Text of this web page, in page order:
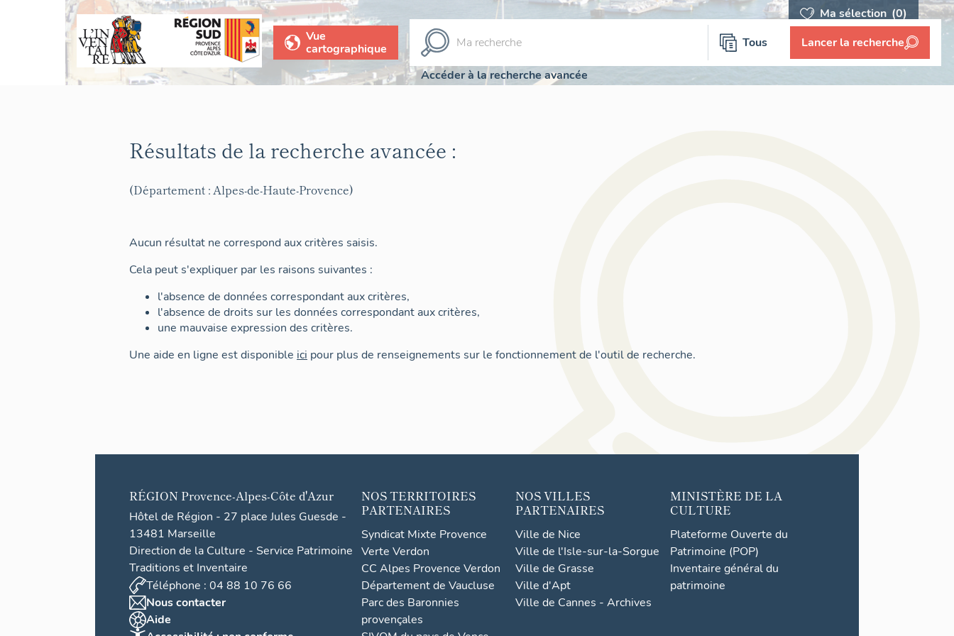
Ma sélection (0)
Vue
cartographique
Tous Lancer la recherche
Accéder à la recherche avancée
Résultats de la recherche avancée :
(Département : Alpes-de-Haute-Provence)
Aucun résultat ne correspond aux critères saisis.
Cela peut s'expliquer par les raisons suivantes :
l'absence de données correspondant aux critères,
l'absence de droits sur les données correspondant aux critères,
une mauvaise expression des critères.
Une aide en ligne est disponible ici pour plus de renseignements sur le fonctionnement de l'outil de recherche.
RÉGION Provence-Alpes-Côte d'Azur
Hôtel de Région - 27 place Jules Guesde -
13481 Marseille
Direction de la Culture - Service Patrimoine
Traditions et Inventaire
Téléphone : 04 88 10 76 66
Nous contacter
Aide
NOS TERRITOIRES
PARTENAIRES
Syndicat Mixte Provence
Verte Verdon
CC Alpes Provence Verdon
Département de Vaucluse
Parc des Baronnies
provençales
NOS VILLES
PARTENAIRES
Ville de Nice
Ville de l'Isle-sur-la-Sorgue
Ville de Grasse
Ville d'Apt
Ville de Cannes - Archives
MINISTÈRE DE LA
CULTURE
Plateforme Ouverte du
Patrimoine (POP)
Inventaire général du
patrimoine